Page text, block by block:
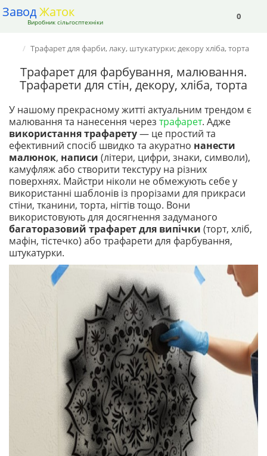
0
ЗаводЖаток
Виробник сільгосптехніки
Трафарет для фарби, лаку, штукатурки; декору хліба, торта
Трафарет для фарбування, малювання.
Трафарети для стін, декору, хліба, торта
У нашому прекрасному житті актуальним трендом є
малювання та нанесення через трафарет. Адже
використання трафарету— це простий та
ефективний спосіб швидко та акуратно нанести
малюнок, написи (літери, цифри, знаки, символи),
камуфляж або створити текстуру на різних
поверхнях. Майстри ніколи не обмежують себе у
використанні шаблонів із прорізами для прикраси
стіни, тканини, торта, нігтів тощо. Вони
використовують для досягнення задуманого
багаторазовий трафарет для випічки (торт, хліб,
мафін, тістечко) або трафарети для фарбування,
штукатурки.